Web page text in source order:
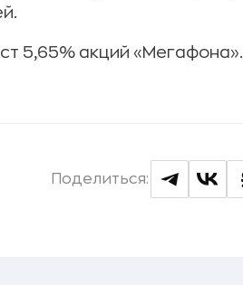
5,65% акций «Мегафона».
Поделиться: